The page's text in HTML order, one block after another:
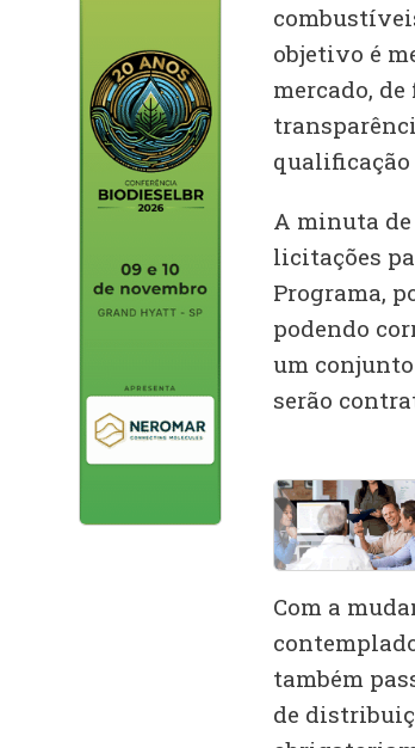
objetivo é
mercado,
qualificação
A minuta de
licitações
Programa,
podendo
um
serão
Com a
também
de